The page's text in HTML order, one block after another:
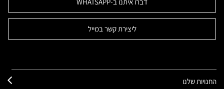
ליצירת קשר במייל
החנויות שלנו